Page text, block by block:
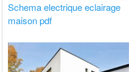
Schema electrique eclairage
maison pdf